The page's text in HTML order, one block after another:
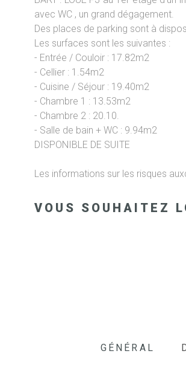
avec WC , un grand dégagement.
Des places de parking sont à
Les surfaces sont les suivantes :
- Entrée / Couloir : 17.82m2
- Cellier : 1.54m2
- Cuisine / Séjour : 19.40m2
- Chambre 1 : 13.53m2
- Chambre 2 : 20.10.
- Salle de bain + WC : 9.94m2
DISPONIBLE DE SUITE
Les informations sur les risques
VOUS SOUHAITEZ
GÉNÉRAL